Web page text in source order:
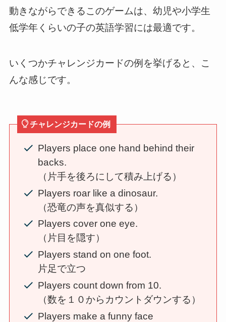
動きながらできるこのゲームは、幼児や小学生
低学年くらいの子の英語学習には最適です。
いくつかチャレンジカードの例を挙げると、こ
んな感じです。
チャレンジカードの例
Players place one hand behind their
backs.
（片手を後ろにして積み上げる）
Players roar like a dinosaur.
（恐竜の声を真似する）
Players cover one eye.
（片目を隠す）
Players stand on one foot.
片足で立つ
Players count down from 10.
（数を１０からカウントダウンする）
Players make a funny face